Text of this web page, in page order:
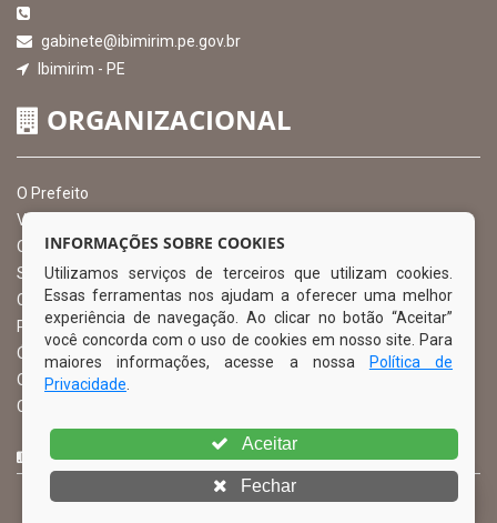
gabinete@ibimirim.pe.gov.br
Ibimirim - PE
ORGANIZACIONAL
O Prefeito
Vice Prefeito
Ouvidoria Municipal
Serviço de Informação ao Cidadão – SIC
Chefe de Gabinete
Procuradoria Geral
Órgão de Controle Interno
Organograma
Comissão Permanente de Licitação – CPL
CURTA NOSSA FAN PAGE
INFORMAÇÕES SOBRE COOKIES
Utilizamos serviços de terceiros que utilizam cookies.
Essas ferramentas nos ajudam a oferecer uma melhor
experiência de navegação. Ao clicar no botão “Aceitar”
você concorda com o uso de cookies em nosso site. Para
maiores informações, acesse a nossa
Política de
Privacidade
Aceitar
Fechar